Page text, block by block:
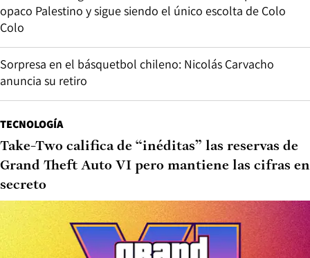
opaco Palestino y sigue siendo el único escolta de Colo
Colo
Sorpresa en el básquetbol chileno: Nicolás Carvacho
anuncia su retiro
TECNOLOGÍA
Take-Two califica de “inéditas” las reservas de
Grand Theft Auto VI pero mantiene las cifras en
secreto